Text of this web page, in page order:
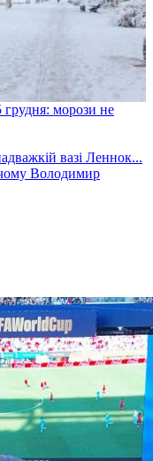
грудня: морози не
Володимир